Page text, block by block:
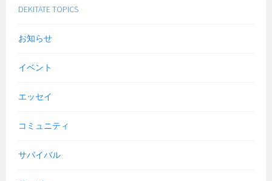
DEKITATE TOPICS
お知らせ
イベント
エッセイ
コミュニティ
サバイバル